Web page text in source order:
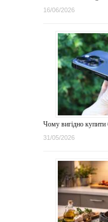
16/06/2026
Чому вигідно
31/05/2026